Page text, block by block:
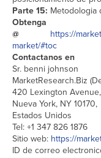
Parte 15: Metodologia
@ https://
market/#toc
Contactanos en
Sr. benni johnson
MarketResearch.Biz
420 Lexington
Nueva York, NY 10170,
Estados Unidos
Tel: +1 347 826 1876
Sitio web: https://
ID de correo